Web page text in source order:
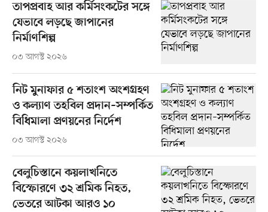
তাপপ্রবাহ আর কর্মিসংকটের সঙ্গে
যেভাবে লড়ছে জাপানের
নির্মাণশিল্প
০৩ আগস্ট ২০২৬
নিট মুনাফার ৫ শতাংশ অংশগ্রহণ
ও কল্যাণ তহবিল প্রদান–সম্পর্কিত
বিধিমালা প্রণয়নের নির্দেশ
০৩ আগস্ট ২০২৬
বেলুচিস্তানে কয়লাখনিতে
বিস্ফোরণে ৩২ শ্রমিক নিহত,
ভেতরে আটকা আরও ১০